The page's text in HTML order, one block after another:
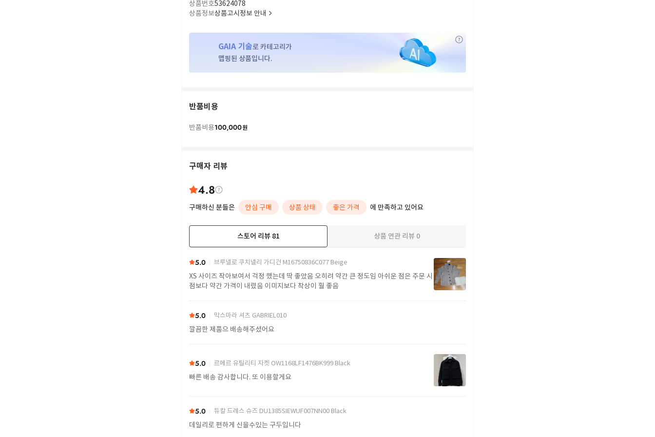
상품번호53624078
상품정보상품고시정보 안내
GAIA 기술로 카테고리가
맵핑된 상품입니다.
반품비용
반품비용100,000원
구매자 리뷰
4.8
구매하신 분들은 안심 구매 상품 상태 좋은 가격 에 만족하고 있어요
스토어 리뷰 81 상품 연관 리뷰 0
5.0 브루넬로 쿠치넬리 가디건 M16750836C077 Beige
XS 사이즈 작아보여서 걱정 했는데 딱 좋았음 오히려 약간 큰 정도임 아쉬운 점은 주문 시
점보다 약간 가격이 내렸음 이미지보다 착상이 훨 좋음
5.0 막스마라 셔츠 GABRIEL010
깔끔한 제품으 배송해주셨어요
5.0 르메르 유틸리티 자켓 OW1168LF1476BK999 Black
빠른 배송 감사합니다. 또 이용할게요
5.0 듀칼 드레스 슈즈 DU1385SIEWUF007NN00 Black
데일리로 편하게 신을수있는 구두입니다